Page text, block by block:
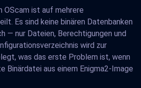
OScam ist auf mehrere
Es sind keine binären Datenbanken
— nur Dateien, Berechtigungen und
wird zur
was das erste Problem ist, wenn
Binärdatei aus einem Enigma2-Image